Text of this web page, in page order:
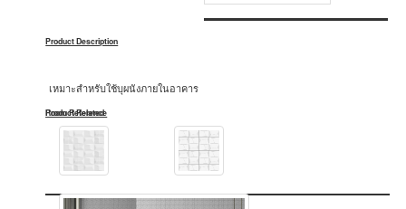
Product Description
เหมาะสำหรับใช้บุผนังภายในอาคาร
Product Related
Room Reference